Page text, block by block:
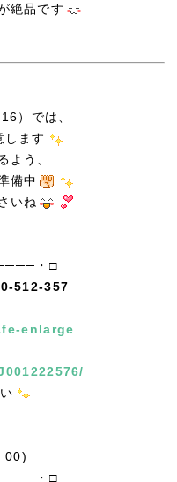
絶品です
）では、
します
よう、
備中
いね
・□
512-357
enlarge
00)
・□